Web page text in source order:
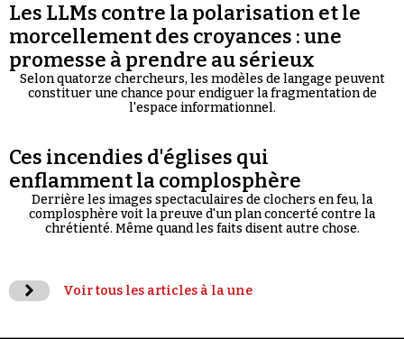
Les LLMs contre la polarisation et le
morcellement des croyances : une
promesse à prendre au sérieux
Selon quatorze chercheurs, les modèles de langage peuvent
constituer une chance pour endiguer la fragmentation de
l'espace informationnel.
Ces incendies d'églises qui
enflamment la complosphère
Derrière les images spectaculaires de clochers en feu, la
complosphère voit la preuve d'un plan concerté contre la
chrétienté. Même quand les faits disent autre chose.
Voir tous les articles à la une